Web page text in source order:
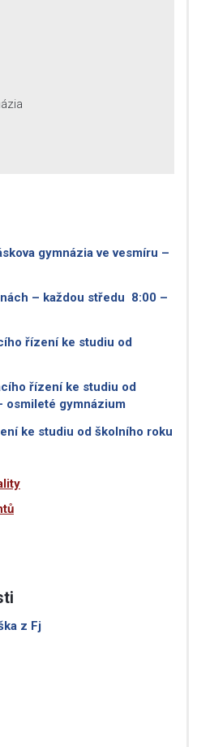
gymnázia ve vesmíru –
– každou středu 8:00 –
řízení ke studiu od
řízení ke studiu od
osmileté gymnázium
ke studiu od školního roku
z Fj